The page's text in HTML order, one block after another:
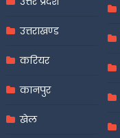
उत्तराखण्ड
करियर
कानपुर
खेल